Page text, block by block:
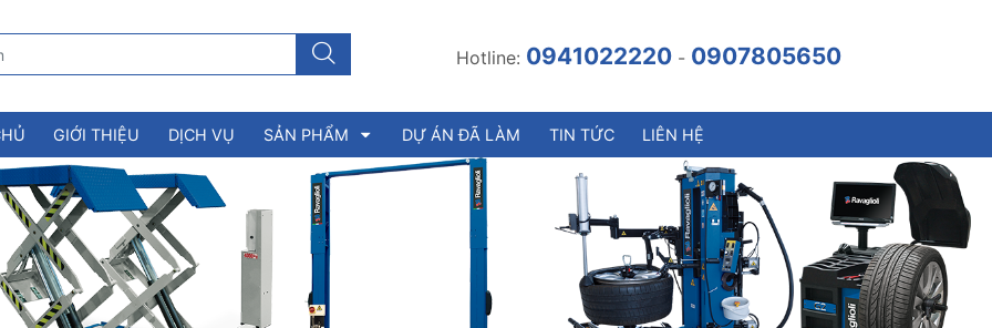
Hotline: 0941022220 - 0907805650
GIỚI THIỆU DỊCH VỤ SẢN PHẨM DỰ ÁN ĐÃ LÀM TIN TỨC LIÊN HỆ